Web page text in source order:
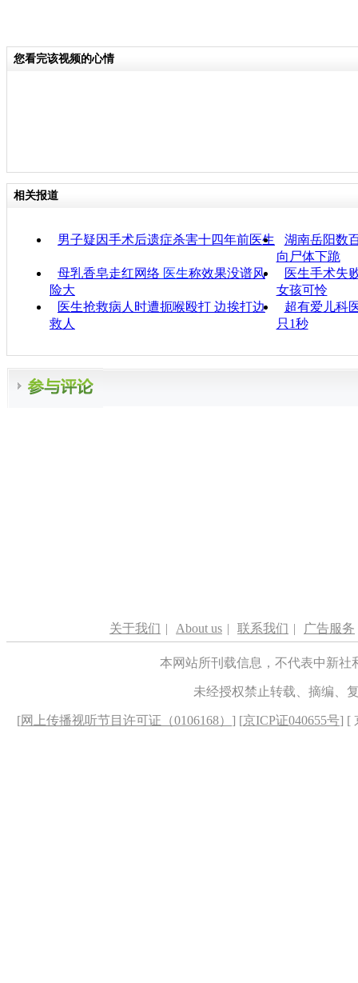
您看完该视频的心情
相关报道
男子疑因手术后遗症杀害十四年前医生
湖南岳阳数
向尸体下跪
母乳香皂走红网络 医生称效果没谱风
险大
医生手术失
女孩可怜
医生抢救病人时遭扼喉殴打 边挨打边
救人
超有爱儿科
只1秒
关于我们 | About us | 联系我们 | 广告服务
本网站所刊载信息，不代表中新
未经授权禁止转载、摘编、
[网上传播视听节目许可证（0106168） ] [京ICP证040655号] [